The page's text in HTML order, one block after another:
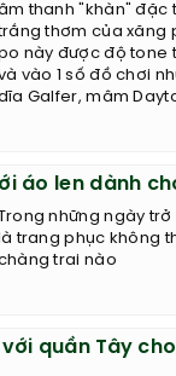
thanh "khàn" đặc
thơm của xăng
này được độ tone
vào 1 số đồ chơi
Galfer, mâm
áo len dành
những ngày
là trang phục không
trai nào
quần Tây